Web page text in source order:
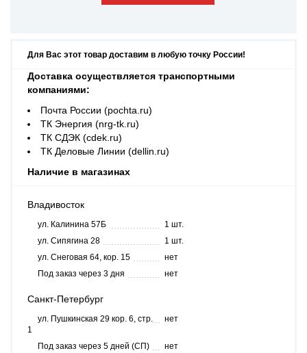
Для Вас этот товар доставим в любую точку России!
Доставка осуществляется транспортными
компаниями:
Почта России (pochta.ru)
ТК Энергия (nrg-tk.ru)
ТК СДЭК (cdek.ru)
ТК Деловые Линии (dellin.ru)
Наличие в магазинах
Владивосток
ул. Калинина 57Б
1 шт.
ул. Сипягина 28
1 шт.
ул. Снеговая 64, кор. 15
нет
Под заказ через 3 дня
нет
Санкт-Петербург
ул. Пушкинская 29 кор. 6, стр.
1
нет
Под заказ через 5 дней (СП) нет